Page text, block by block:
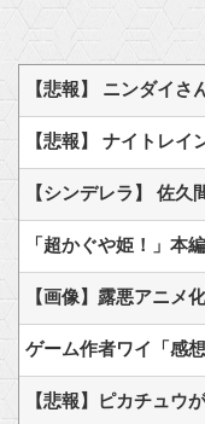
【悲報】 ナイトレイ
【画像】露悪アニメ
【悲報】ピカチュウ